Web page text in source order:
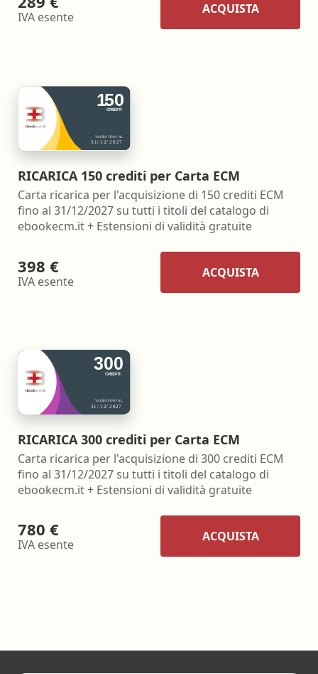
IVA esente
ACQUISTA
RICARICA 150 crediti per Carta ECM
Carta ricarica per l'acquisizione di 150 crediti ECM
fino al 31/12/2027 su tutti i titoli del catalogo di
ebookecm.it + Estensioni di validità gratuite
398 €
IVA esente
ACQUISTA
RICARICA 300 crediti per Carta ECM
Carta ricarica per l'acquisizione di 300 crediti ECM
fino al 31/12/2027 su tutti i titoli del catalogo di
ebookecm.it + Estensioni di validità gratuite
780 €
IVA esente
ACQUISTA